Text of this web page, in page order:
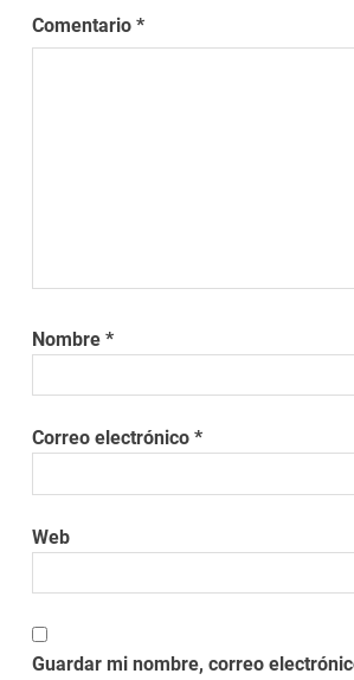
Comentario*
Nombre*
Correo electrónico*
Web
Guardar mi nombre, correo